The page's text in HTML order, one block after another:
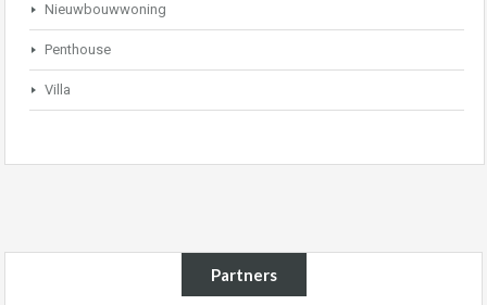
Nieuwbouwwoning
Penthouse
Villa
Partners